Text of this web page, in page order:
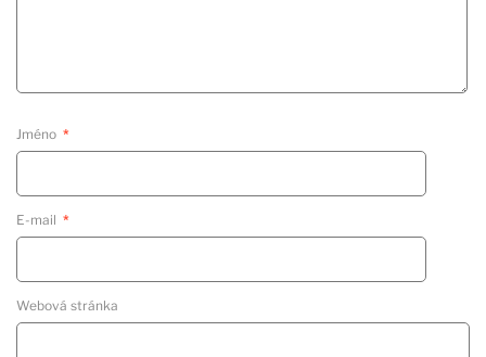
Jméno *
E-mail *
Webová stránka